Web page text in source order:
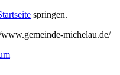
springen.
michelau.de/